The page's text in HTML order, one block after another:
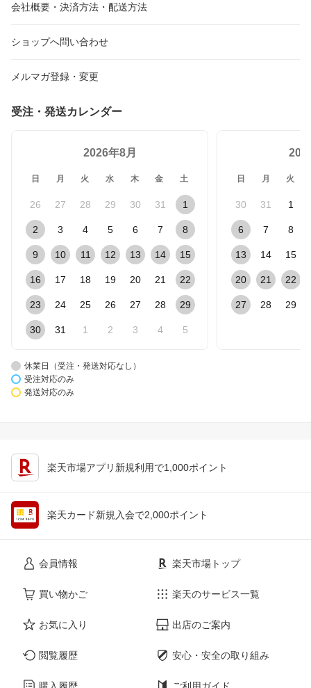
会社概要・決済方法・配送方法
ショップへ問い合わせ
メルマガ登録・変更
受注・発送カレンダー
2026年8月
日 月 火 水 木 金 土
26 27 28 29 30 31 1
2 3 4 5 6 7 8
9 10 11 12 13 14 15
16 17 18 19 20 21 22
23 24 25 26 27 28 29
30 31 1 2 3 4 5
日 月 火
30 31 1
6 7 8
13 14 15
20 21 22
27 28 29
休業日（受注・発送対応なし）
受注対応のみ
発送対応のみ
楽天市場アプリ新規利用で1,000ポイント
楽天カード新規入会で2,000ポイント
会員情報
買い物かご
お気に入り
閲覧履歴
楽天市場トップ
楽天のサービス一覧
出店のご案内
安心・安全の取り組み